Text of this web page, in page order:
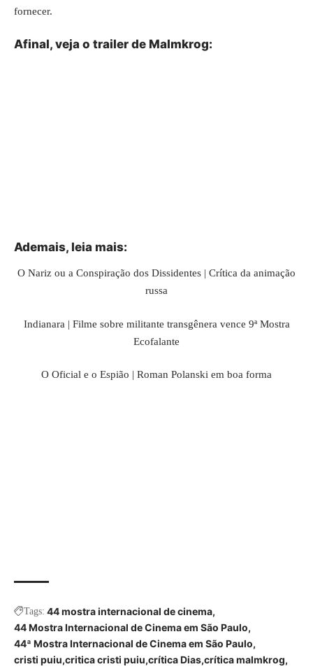
fornecer.
Afinal, veja o trailer de Malmkrog:
Ademais, leia mais:
O Nariz ou a Conspiração dos Dissidentes | Crítica da animação
russa
Indianara | Filme sobre militante transgênera vence 9ª Mostra
Ecofalante
O Oficial e o Espião | Roman Polanski em boa forma
Tags: 44 mostra internacional de cinema
44 Mostra Internacional de Cinema em São Paulo
44ª Mostra Internacional de Cinema em São Paulo
cristi puiu critica cristi puiu crítica Dias crítica malmkrog